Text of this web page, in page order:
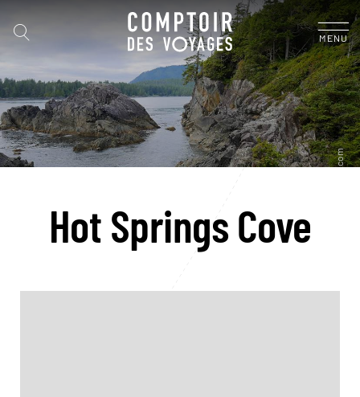
MENU
Hot Springs Cove